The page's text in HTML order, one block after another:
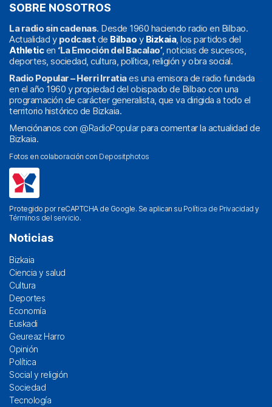
SOBRE NOSOTROS
La radio sin cadenas. Desde 1960 haciendo radio en Bilbao.
Actualidad y podcast de Bilbao y Bizkaia, los partidos del
Athleticen ‘La Emoción del Bacalao’, noticias de sucesos,
deportes, sociedad, cultura, política, religión y obra social.
Radio Popular – Herri Irratiaes una emisora de radio fundada
en el año 1960 y propiedad del obispado de Bilbao con una
programación de carácter generalista, que va dirigida a todo el
territorio histórico de Bizkaia.
Menciónanos con @RadioPopularpara comentar la actualidad de
Bizkaia.
Fotos en colaboración con Depositphotos
Protegido por reCAPTCHA de Google. Se aplican su Política de Privacidad y
Términos del servicio.
Noticias
Bizkaia
Ciencia y salud
Cultura
Deportes
Economía
Euskadi
Geureaz Harro
Opinión
Política
Social y religión
Sociedad
Tecnología